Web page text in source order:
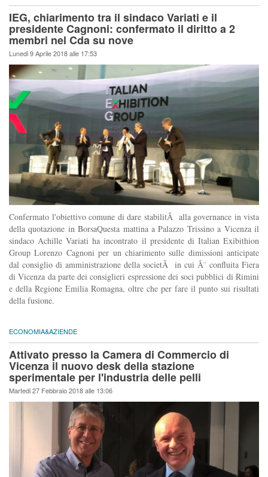
IEG, chiarimento tra il sindaco Variati e il
presidente Cagnoni: confermato il diritto a 2
membri nel Cda su nove
Lunedi 9 Aprile 2018 alle 17:53
Confermato l'obiettivo comune di dare stabilitÃ alla governance in vista
della quotazione in BorsaQuesta mattina a Palazzo Trissino a Vicenza il
sindaco Achille Variati ha incontrato il presidente di Italian Exibithion
Group Lorenzo Cagnoni per un chiarimento sulle dimissioni anticipate
dal consiglio di amministrazione della societÃ in cui Ã¨ confluita Fiera
di Vicenza da parte dei consiglieri espressione dei soci pubblici di Rimini
e della Regione Emilia Romagna, oltre che per fare il punto sui risultati
della fusione.
ECONOMIA&AZIENDE
Attivato presso la Camera di Commercio di
Vicenza il nuovo desk della stazione
sperimentale per l'industria delle pelli
Martedi 27 Febbraio 2018 alle 13:06